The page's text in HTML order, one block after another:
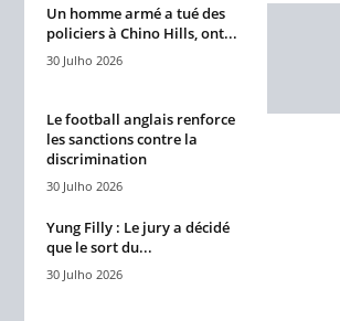
Un homme armé a tué des
policiers à Chino Hills, ont...
30 Julho 2026
Le football anglais renforce
les sanctions contre la
discrimination
30 Julho 2026
Yung Filly : Le jury a décidé
que le sort du...
30 Julho 2026